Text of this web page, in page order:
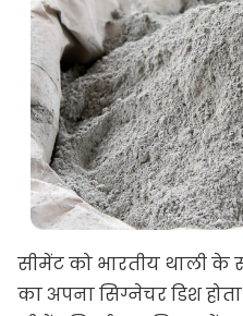
सीमेंट को भारतीय थाली के
का अपना सिग्नेचर डिश